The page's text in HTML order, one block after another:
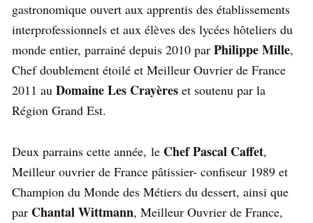
gastronomique ouvert aux apprentis des établissements
interprofessionnels et aux élèves des lycées hôteliers du
monde entier, parrainé depuis 2010 par Philippe Mille,
Chef doublement étoilé et Meilleur Ouvrier de France
2011 au Domaine Les Crayères et soutenu par la
Région Grand Est.
Deux parrains cette année, le Chef Pascal Caffet,
Meilleur ouvrier de France pâtissier- confiseur 1989 et
Champion du Monde des Métiers du dessert, ainsi que
par Chantal Wittmann, Meilleur Ouvrier de France,